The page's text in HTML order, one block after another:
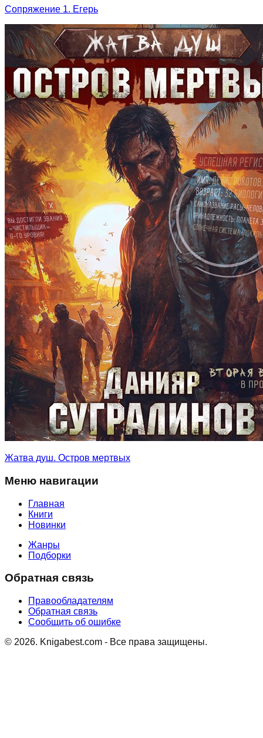
Сопряжение 1. Егерь
Жатва душ. Остров мертвых
Меню навигации
Главная
Книги
Новинки
Жанры
Подборки
Обратная связь
Правообладателям
Обратная связь
Сообщить об ошибке
© 2026. Knigabest.com - Все права защищены.